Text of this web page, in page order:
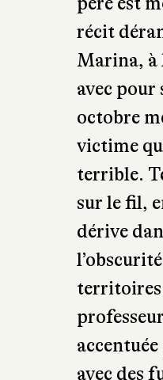
récit
Marina, à
avec pour
octobre
victime
terrible.
sur le fil,
dérive
territoires
avec des